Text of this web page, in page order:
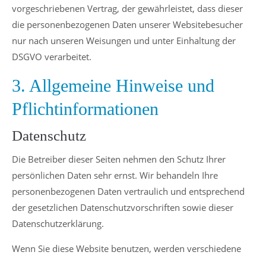
vorgeschriebenen Vertrag, der gewährleistet, dass dieser
die personenbezogenen Daten unserer Websitebesucher
nur nach unseren Weisungen und unter Einhaltung der
DSGVO verarbeitet.
3. Allgemeine Hinweise und
Pflichtinformationen
Datenschutz
Die Betreiber dieser Seiten nehmen den Schutz Ihrer
persönlichen Daten sehr ernst. Wir behandeln Ihre
personenbezogenen Daten vertraulich und entsprechend
der gesetzlichen Datenschutzvorschriften sowie dieser
Datenschutzerklärung.
Wenn Sie diese Website benutzen, werden verschiedene